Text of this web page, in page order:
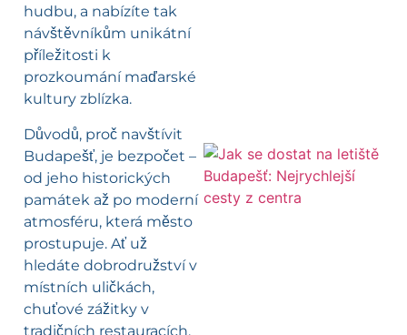
hudbu, a nabízíte tak
návštěvníkům unikátní
příležitosti k
prozkoumání maďarské
kultury zblízka.
Důvodů, proč navštívit
Budapešť, je bezpočet –
od jeho historických
památek až po moderní
atmosféru, která město
prostupuje. Ať už
hledáte dobrodružství v
místních uličkách,
chuťové zážitky v
tradičních restauracích,